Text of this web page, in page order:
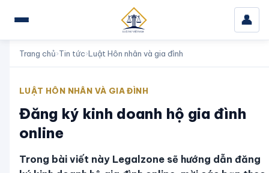
👤
Trang chủ›Tin tức›Luật Hôn nhân và gia đình
LUẬT HÔN NHÂN VÀ GIA ĐÌNH
Đăng ký kinh doanh hộ gia đình
online
Trong bài viết này Legalzone sẽ hướng dẫn đăng